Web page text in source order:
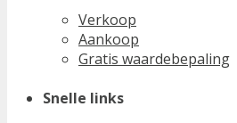
Verkoop
Aankoop
Gratis waardebepaling
Snelle links